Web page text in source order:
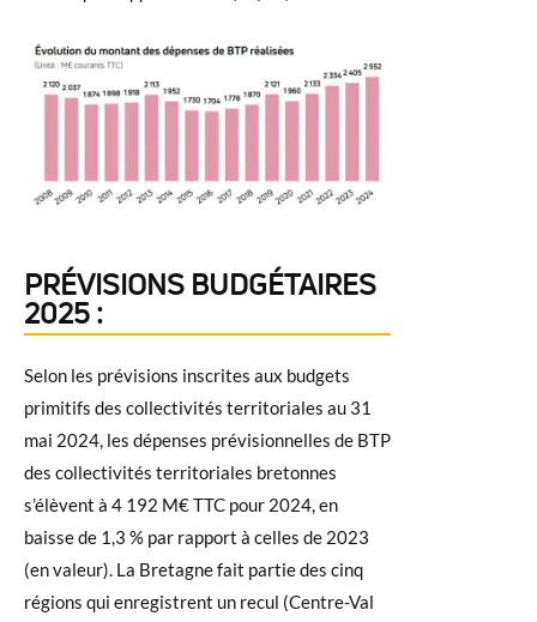
PRÉVISIONS BUDGÉTAIRES
2025 :
Selon les prévisions inscrites aux budgets
primitifs des collectivités territoriales au 31
mai 2024, les dépenses prévisionnelles de BTP
des collectivités territoriales bretonnes
s’élèvent à 4 192 M€ TTC pour 2024, en
baisse de 1,3 % par rapport à celles de 2023
(en valeur). La Bretagne fait partie des cinq
régions qui enregistrent un recul (Centre-Val